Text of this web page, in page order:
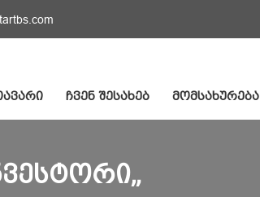
ᲩᲕᲔᲜ ᲨᲔᲡᲐᲮᲔᲑ ᲛᲝᲛᲡᲐᲮᲣᲠᲔᲑᲐ